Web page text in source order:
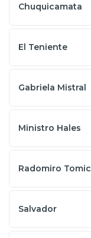
Chuquicamata
El Teniente
Gabriela Mistral
Ministro Hales
Radomiro Tomic
Salvador